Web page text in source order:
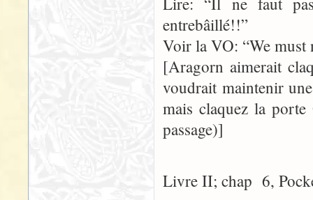
entrebâillé!!”
Voir la VO: “We must
[Aragorn aimerait
voudrait maintenir
mais claquez la
passage)]
Livre II; chap 6,